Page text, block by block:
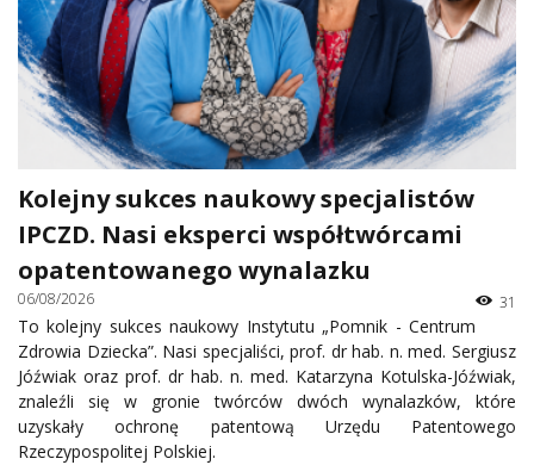
Kolejny sukces naukowy specjalistów
IPCZD. Nasi eksperci współtwórcami
opatentowanego wynalazku
06/08/2026 31
To kolejny sukces naukowy Instytutu „Pomnik - Centrum
Zdrowia Dziecka”. Nasi specjaliści, prof. dr hab. n. med. Sergiusz
Jóźwiak oraz prof. dr hab. n. med. Katarzyna Kotulska-Jóźwiak,
znaleźli się w gronie twórców dwóch wynalazków, które
uzyskały ochronę patentową Urzędu Patentowego
Rzeczypospolitej Polskiej.